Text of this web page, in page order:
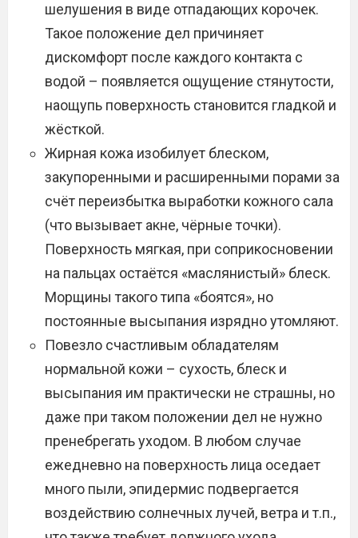
шелушения в виде отпадающих корочек.
Такое положение дел причиняет
дискомфорт после каждого контакта с
водой – появляется ощущение стянутости,
наощупь поверхность становится гладкой и
жёсткой.
Жирная кожа изобилует блеском,
закупоренными и расширенными порами за
счёт переизбытка выработки кожного сала
(что вызывает акне, чёрные точки).
Поверхность мягкая, при соприкосновении
на пальцах остаётся «маслянистый» блеск.
Морщины такого типа «боятся», но
постоянные высыпания изрядно утомляют.
Повезло счастливым обладателям
нормальной кожи – сухость, блеск и
высыпания им практически не страшны, но
даже при таком положении дел не нужно
пренебрегать уходом. В любом случае
ежедневно на поверхность лица оседает
много пыли, эпидермис подвергается
воздействию солнечных лучей, ветра и т.п.,